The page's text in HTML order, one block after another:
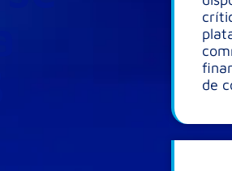
de